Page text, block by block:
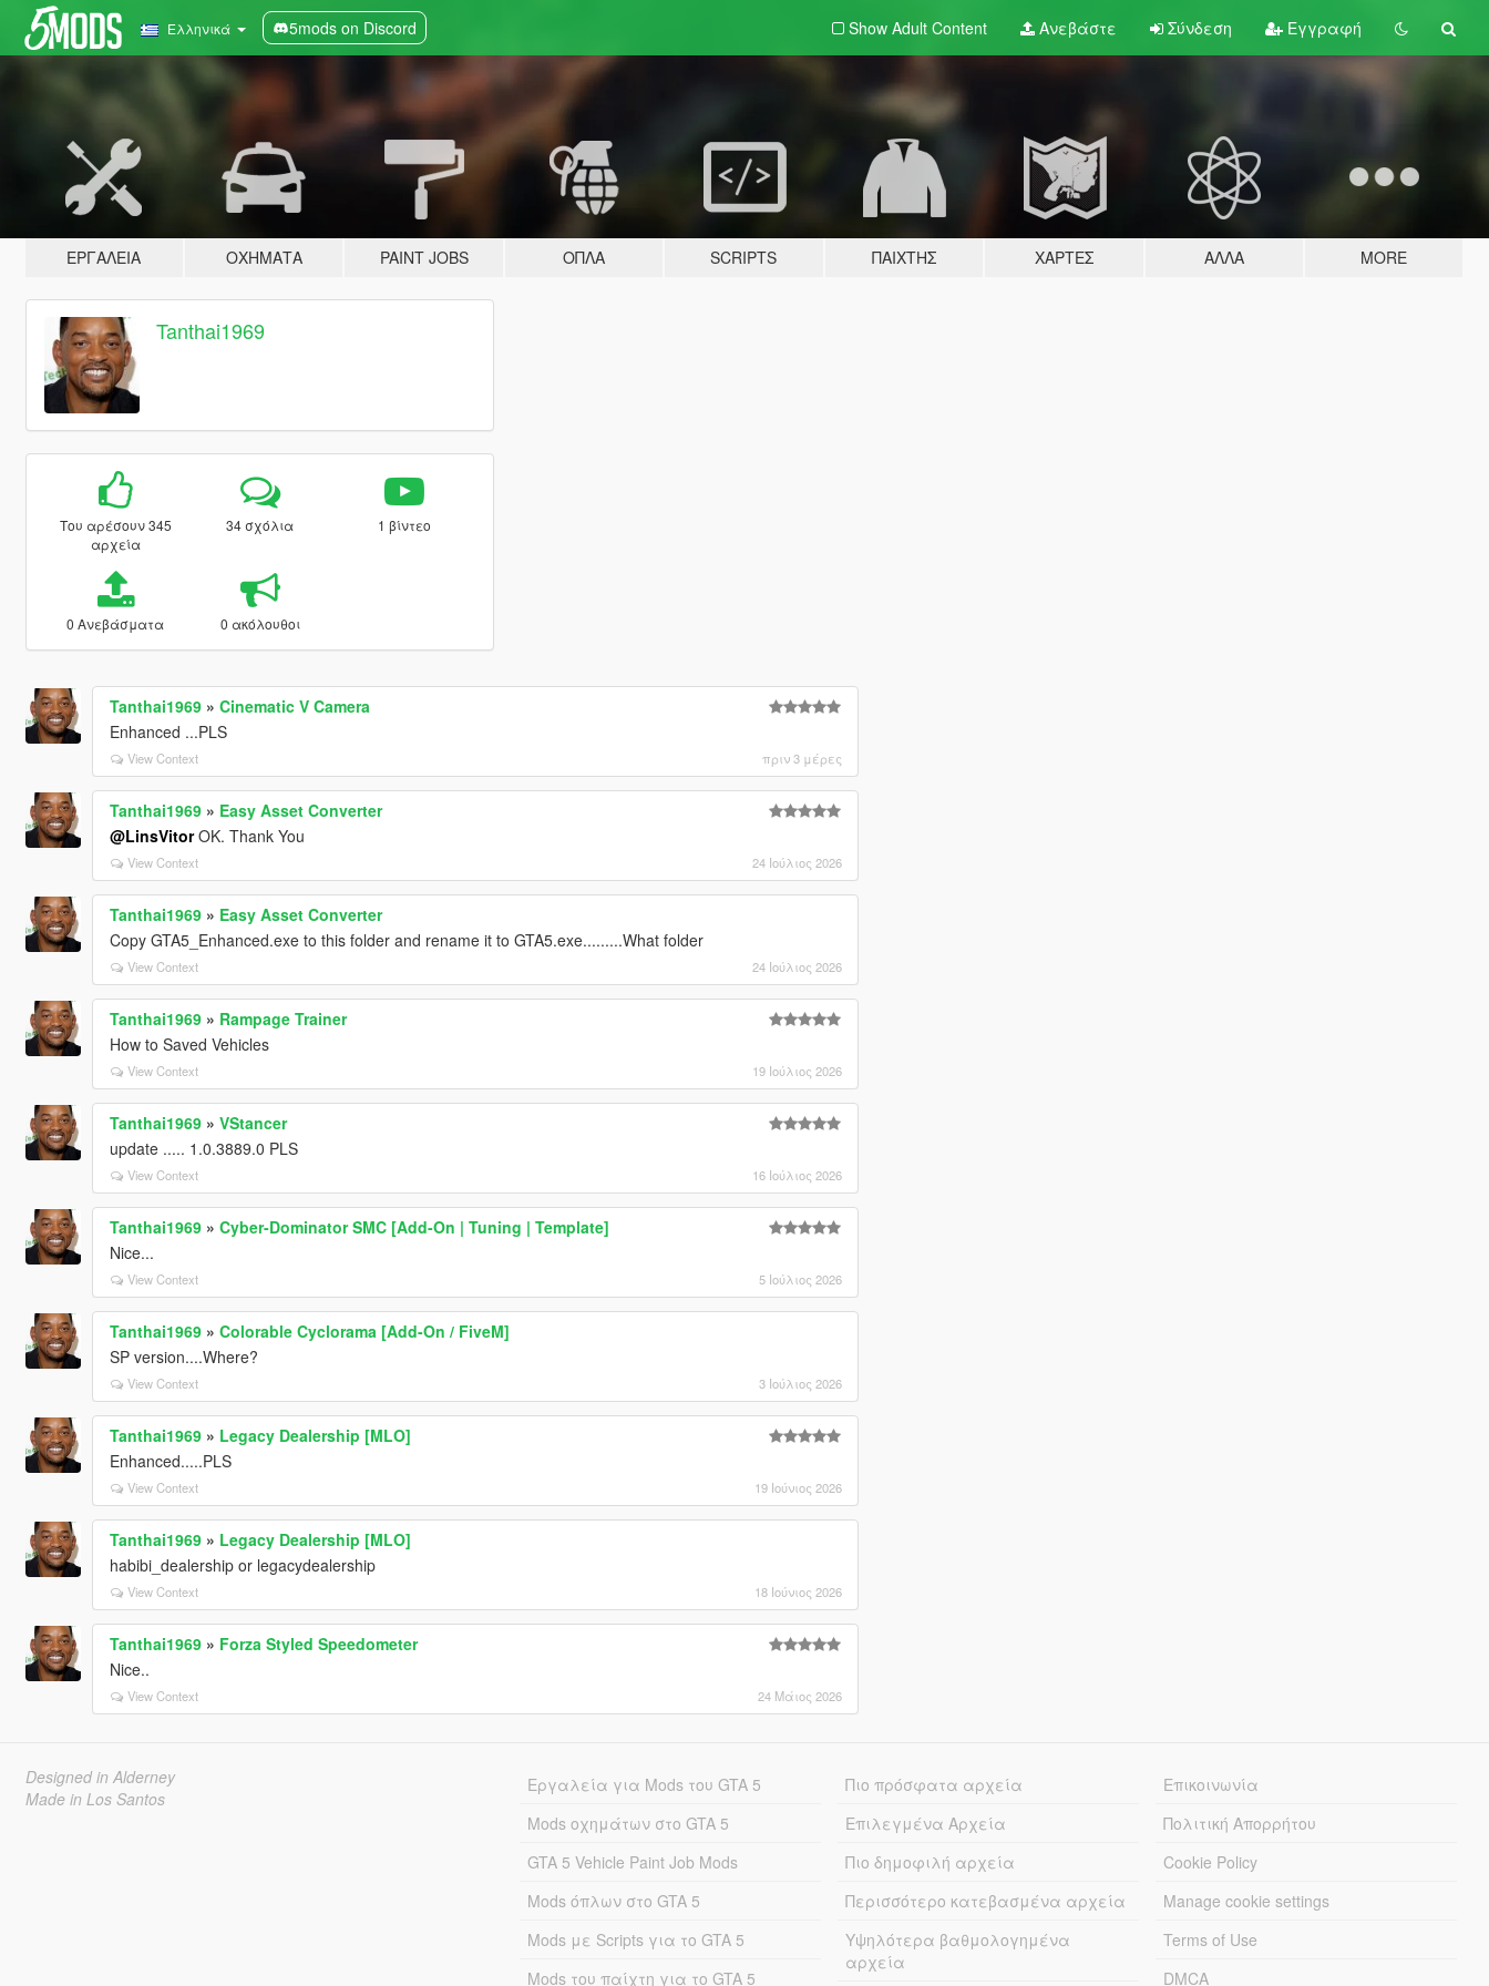
Ελληνικά 5mods on Discord Show Adult Content Ανεβάστε Σύνδεση Εγγραφή
ΕΡΓΑΛΕΊΑ ΟΧΉΜΑΤΑ PAINT JOBS ΌΠΛΑ SCRIPTS ΠΑΊΧΤΗΣ ΧΆΡΤΕΣ ΆΛΛΑ MORE
Tanthai1969
Του αρέσουν 345
αρχεία
34 σχόλια 1 βίντεο
0 Ανεβάσματα 0 ακόλουθοι
Tanthai1969» Cinematic V Camera
Enhanced ...PLS
View Context πριν 3 μέρες
Tanthai1969» Easy Asset Converter
@LinsVitorOK. Thank You
View Context 24 Ιούλιος 2026
Tanthai1969» Easy Asset Converter
Copy GTA5_Enhanced.exe to this folder and rename it to GTA5.exe.........What folder
View Context 24 Ιούλιος 2026
Tanthai1969» Rampage Trainer
How to Saved Vehicles
View Context 19 Ιούλιος 2026
Tanthai1969» VStancer
update ..... 1.0.3889.0 PLS
View Context 16 Ιούλιος 2026
Tanthai1969» Cyber-Dominator SMC [Add-On | Tuning | Template]
Nice...
View Context 5 Ιούλιος 2026
Tanthai1969» Colorable Cyclorama [Add-On / FiveM]
SP version....Where?
View Context 3 Ιούλιος 2026
Tanthai1969» Legacy Dealership [MLO]
Enhanced.....PLS
View Context 19 Ιούνιος 2026
Tanthai1969» Legacy Dealership [MLO]
habibi_dealership or legacydealership
View Context 18 Ιούνιος 2026
Tanthai1969» Forza Styled Speedometer
Nice..
View Context 24 Μάιος 2026
Designed in Alderney
Made in Los Santos
Εργαλεία για Mods του GTA 5
Mods οχημάτων στο GTA 5
GTA 5 Vehicle Paint Job Mods
Mods όπλων στο GTA 5
Mods με Scripts για το GTA 5
Mods του παίχτη για το GTA 5
Πιο πρόσφατα αρχεία
Επιλεγμένα Αρχεία
Πιο δημοφιλή αρχεία
Περισσότερο κατεβασμένα αρχεία
Υψηλότερα βαθμολογημένα
αρχεία
Επικοινωνία
Πολιτική Απορρήτου
Cookie Policy
Manage cookie settings
Terms of Use
DMCA